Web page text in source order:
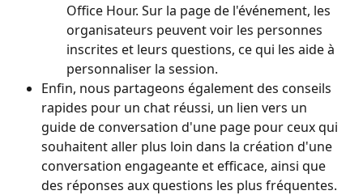
Office Hour. Sur la page de l'événement, les
organisateurs peuvent voir les personnes
inscrites et leurs questions, ce qui les aide à
personnaliser la session.
Enfin, nous partageons également des conseils
rapides pour un chat réussi, un lien vers un
guide de conversation d'une page pour ceux qui
souhaitent aller plus loin dans la création d'une
conversation engageante et efficace, ainsi que
des réponses aux questions les plus fréquentes.